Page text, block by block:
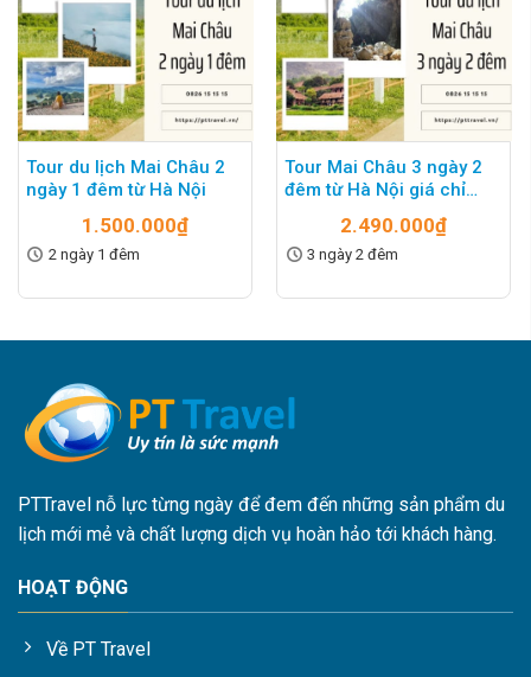
Tour du lịch Mai Châu 2
ngày 1 đêm từ Hà Nội
1.500.000₫
2 ngày 1 đêm
Tour Mai Châu 3 ngày 2
đêm từ Hà Nội giá chỉ
2.490.000₫
3 ngày 2 đêm
PTTravel nỗ lực từng ngày để đem đến những sản phẩm du
lịch mới mẻ và chất lượng dịch vụ hoàn hảo tới khách hàng.
HOẠT ĐỘNG
Về PT Travel